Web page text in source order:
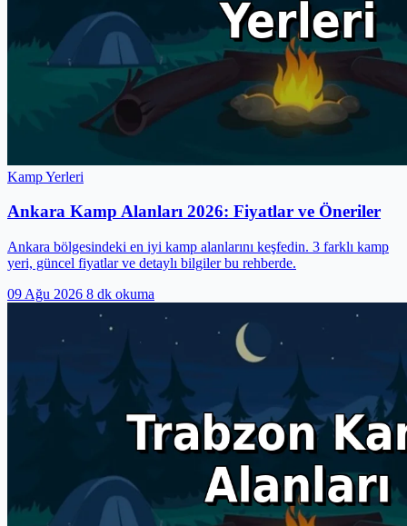
Kamp Yerleri
Ankara Kamp Alanları 2026: Fiyatlar ve Öneriler
Ankara bölgesindeki en iyi kamp alanlarını keşfedin. 3 farklı kamp
yeri, güncel fiyatlar ve detaylı bilgiler bu rehberde.
09 Ağu 2026 8 dk okuma